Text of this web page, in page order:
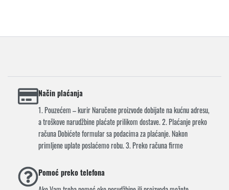
Način plaćanja
1. Pouzećem – kurir Naručene proizvode dobijate na kućnu adresu,
a troškove narudžbine plaćate prilikom dostave. 2. Plaćanje preko
računa Dobićete formular sa podacima za plaćanje. Nakon
primljene uplate poslaćemo robu. 3. Preko računa firme
Pomoć preko telefona